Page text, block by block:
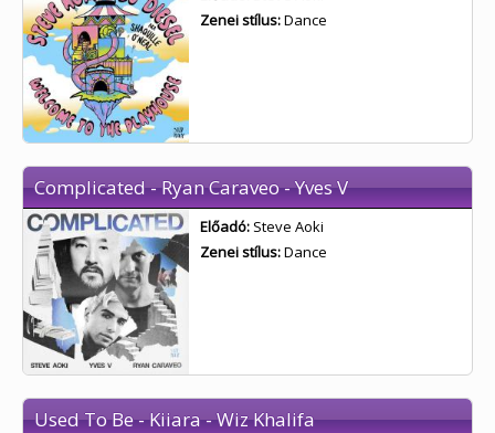
Zenei stílus:Dance
Complicated - Ryan Caraveo - Yves V
Előadó: Steve Aoki
Zenei stílus:Dance
Used To Be - Kiiara - Wiz Khalifa